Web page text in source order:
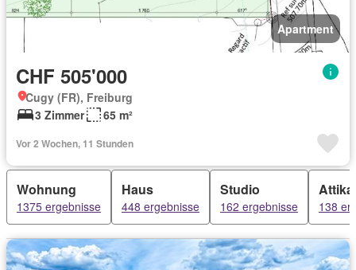
Apartment
CHF 505'000
Cugy (FR), Freiburg
3 Zimmer
65 m²
Vor 2 Wochen, 11 Stunden
Wohnung
1375 ergebnisse
Haus
448 ergebnisse
Studio
162 ergebnisse 138